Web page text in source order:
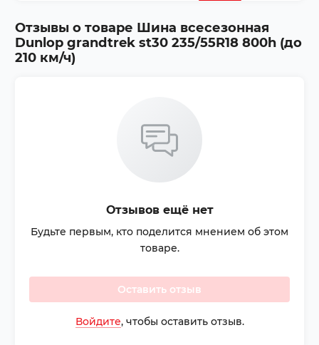
Отзывы о товаре Шина всесезонная
Dunlop grandtrek st30 235/55R18 800h (до
210 км/ч)
Отзывов ещё нет
Будьте первым, кто поделится мнением об этом
товаре.
Оставить отзыв
Войдите, чтобы оставить отзыв.